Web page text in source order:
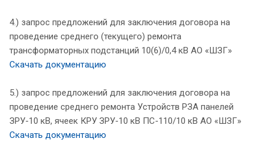
4.) запрос предложений для заключения договора на
проведение среднего (текущего) ремонта
трансформаторных подстанций 10(6)/0,4 кВ АО «ШЗГ»
Скачать документацию
5.) запрос предложений для заключения договора на
проведение среднего ремонта Устройств РЗА панелей
ЗРУ-10 кВ, ячеек КРУ ЗРУ-10 кВ ПС-110/10 кВ АО «ШЗГ»
Скачать документацию